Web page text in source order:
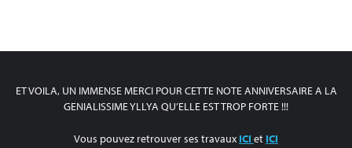
ET VOILA, UN IMMENSE MERCI POUR CETTE NOTE ANNIVERSAIRE A LA
GENIALISSIME YLLYA QU’ELLE EST TROP FORTE !!!
Vous pouvez retrouver ses travaux ICI et ICI